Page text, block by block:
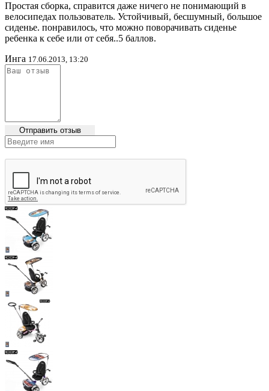
Простая сборка, справится даже ничего не понимающий в
велосипедах пользователь. Устойчивый, бесшумный, большое
сиденье. понравилось, что можно поворачивать сиденье
ребенка к себе или от себя..5 баллов.
Инга 17.06.2013, 13:20